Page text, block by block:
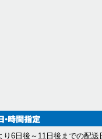
り6日後～11日後までの配送